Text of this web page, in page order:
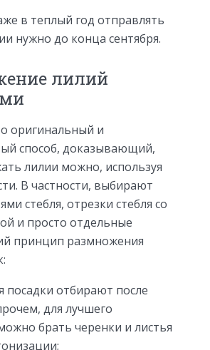
в теплый год отправлять
нужно до конца сентября.
лилий
оригинальный и
способ, доказывающий,
лилии можно, используя
В частности, выбирают
стебля, отрезки стебля со
и просто отдельные
принцип размножения
посадки отбирают после
для лучшего
брать черенки и листья